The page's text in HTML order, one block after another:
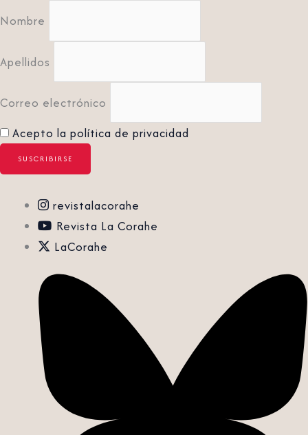
Nombre
Apellidos
Correo electrónico
Acepto la política de privacidad
revistalacorahe
Revista La Corahe
LaCorahe